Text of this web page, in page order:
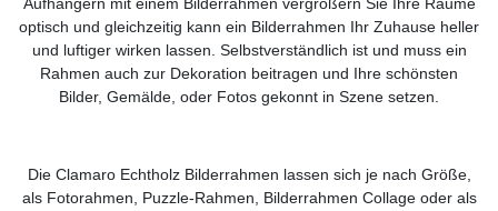
Aufhängern mit einem Bilderrahmen vergrößern Sie Ihre Räume
optisch und gleichzeitig kann ein Bilderrahmen Ihr Zuhause heller
und luftiger wirken lassen. Selbstverständlich ist und muss ein
Rahmen auch zur Dekoration beitragen und Ihre schönsten
Bilder, Gemälde, oder Fotos gekonnt in Szene setzen.
Die Clamaro Echtholz Bilderrahmen lassen sich je nach Größe,
als Fotorahmen, Puzzle-Rahmen, Bilderrahmen Collage oder als